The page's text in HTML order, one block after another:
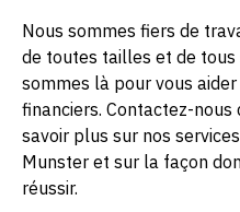
Nous sommes fiers de
de toutes tailles et de tous
sommes là pour vous
financiers. Contactez-
savoir plus sur nos
Munster et sur la façon
réussir.